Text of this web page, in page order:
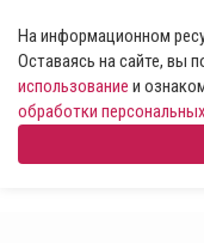
На информационном
Оставаясь на сайте, вы
использование и
обработки